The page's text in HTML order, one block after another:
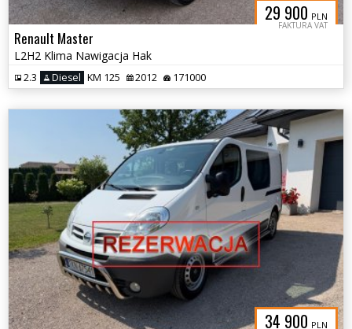
29 900 PLN
FAKTURA VAT
Renault Master
L2H2 Klima Nawigacja Hak
2.3 Diesel KM 125 2012 171000
34 900 PLN